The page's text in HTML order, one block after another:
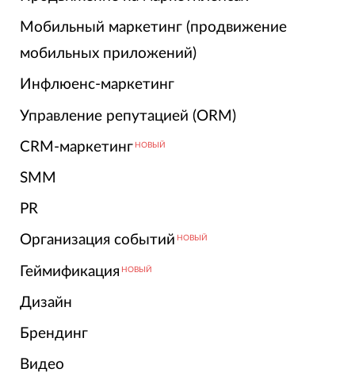
Мобильный маркетинг (продвижение
мобильных приложений)
Инфлюенс-маркетинг
Управление репутацией (ORM)
CRM-маркетинг НОВЫЙ
SMM
PR
Организация событий НОВЫЙ
Геймификация НОВЫЙ
Дизайн
Брендинг
Видео